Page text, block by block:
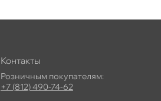
Контакты
Розничным покупателям:
+7 (812) 490-74-62